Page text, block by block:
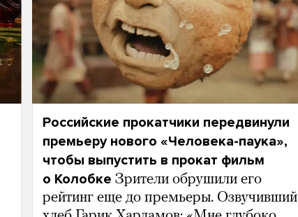
Российские прокатчики передвинули
премьеру нового «Человека-паука»,
чтобы выпустить в прокат фильм
о Колобке Зрители обрушили его
рейтинг еще до премьеры. Озвучивший